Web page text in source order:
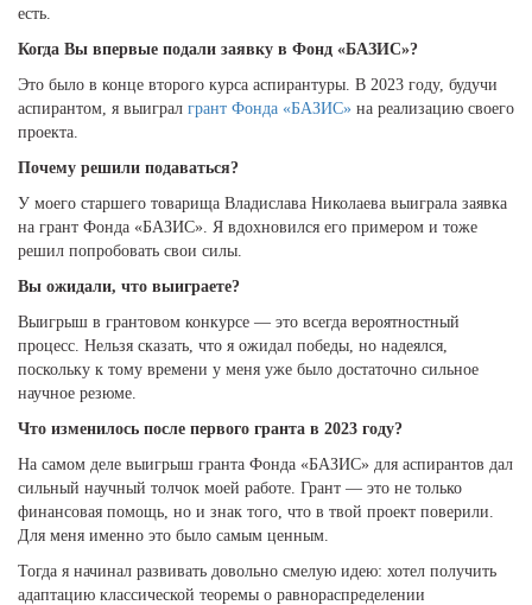
есть.
Когда Вы впервые подали заявку в Фонд «БАЗИС»?
Это было в конце второго курса аспирантуры. В 2023 году, будучи
аспирантом, я выиграл грант Фонда «БАЗИС» на реализацию своего
проекта.
Почему решили подаваться?
У моего старшего товарища Владислава Николаева выиграла заявка
на грант Фонда «БАЗИС». Я вдохновился его примером и тоже
решил попробовать свои силы.
Вы ожидали, что выиграете?
Выигрыш в грантовом конкурсе — это всегда вероятностный
процесс. Нельзя сказать, что я ожидал победы, но надеялся,
поскольку к тому времени у меня уже было достаточно сильное
научное резюме.
Что изменилось после первого гранта в 2023 году?
На самом деле выигрыш гранта Фонда «БАЗИС» для аспирантов дал
сильный научный толчок моей работе. Грант — это не только
финансовая помощь, но и знак того, что в твой проект поверили.
Для меня именно это было самым ценным.
Тогда я начинал развивать довольно смелую идею: хотел получить
адаптацию классической теоремы о равнораспределении